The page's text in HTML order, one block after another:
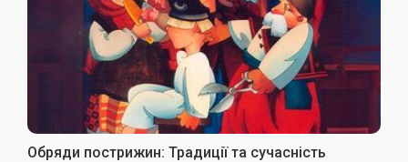
Обряди пострижин: Традиції та сучасність